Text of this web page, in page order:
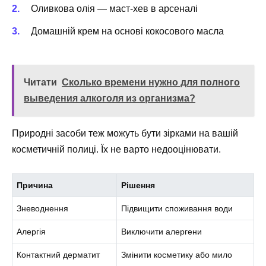
Оливкова олія — маст-хев в арсеналі
Домашній крем на основі кокосового масла
Читати Сколько времени нужно для полного
выведения алкоголя из организма?
Природні засоби теж можуть бути зірками на вашій
косметичній полиці. Їх не варто недооцінювати.
Причина Рішення
Зневоднення Підвищити споживання води
Алергія Виключити алергени
Контактний дерматит Змінити косметику або мило